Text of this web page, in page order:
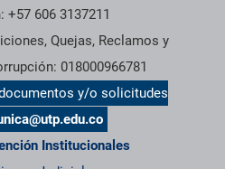
+57 606 3137211
Quejas, Reclamos y
018000966781
y/o solicitudes
Institucionales